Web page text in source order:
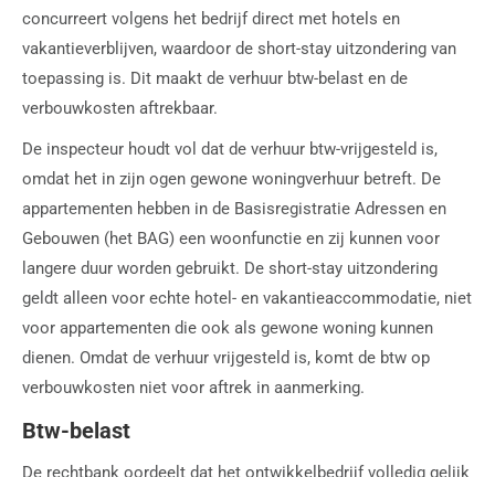
concurreert volgens het bedrijf direct met hotels en
vakantieverblijven, waardoor de short-stay uitzondering van
toepassing is. Dit maakt de verhuur btw-belast en de
verbouwkosten aftrekbaar.
De inspecteur houdt vol dat de verhuur btw-vrijgesteld is,
omdat het in zijn ogen gewone woningverhuur betreft. De
appartementen hebben in de Basisregistratie Adressen en
Gebouwen (het BAG) een woonfunctie en zij kunnen voor
langere duur worden gebruikt. De short-stay uitzondering
geldt alleen voor echte hotel- en vakantieaccommodatie, niet
voor appartementen die ook als gewone woning kunnen
dienen. Omdat de verhuur vrijgesteld is, komt de btw op
verbouwkosten niet voor aftrek in aanmerking.
Btw-belast
De rechtbank oordeelt dat het ontwikkelbedrijf volledig gelijk